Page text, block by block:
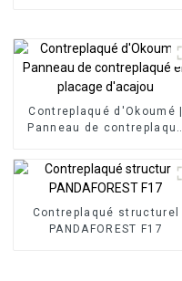
Contreplaqué d'Okoumé |
Panneau de contreplaqué
Contreplaqué structurel
PANDAFOREST F17